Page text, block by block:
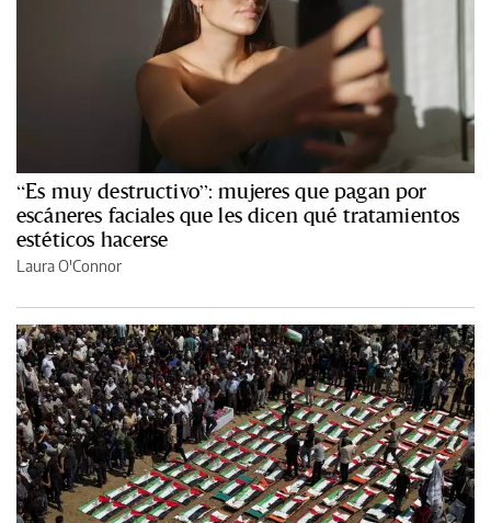
“Es muy destructivo”: mujeres que pagan por
escáneres faciales que les dicen qué tratamientos
estéticos hacerse
Laura O'Connor